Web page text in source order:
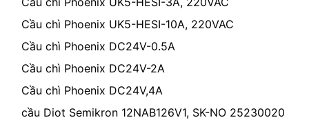
Cầu chì Phoenix UK5-HESI-10A, 220VAC
Cầu chì Phoenix DC24V-0.5A
Cầu chì Phoenix DC24V-2A
Cầu chì Phoenix DC24V,4A
cầu Diot Semikron 12NAB126V1, SK-NO 25230020